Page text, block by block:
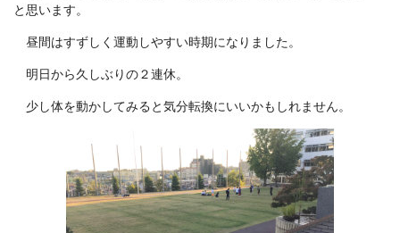
と思います。
昼間はすずしく運動しやすい時期になりました。
明日から久しぶりの２連休。
少し体を動かしてみると気分転換にいいかもしれません。